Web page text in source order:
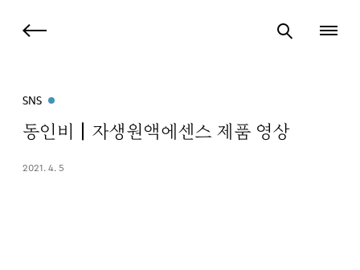
SNS
동인비┃자생원액에센스 제품 영상
2021. 4. 5